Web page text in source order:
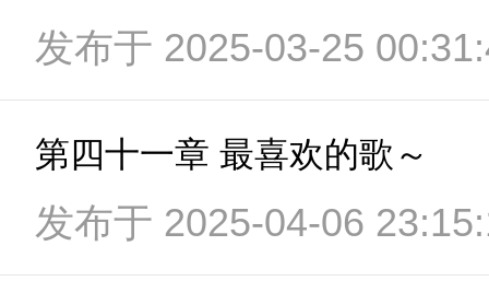
发布于 2025-03-25
第四十一章 最喜欢的歌～
发布于 2025-04-06